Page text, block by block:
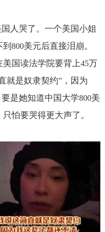
人哭了。一个美国小姐
800美元后直接泪崩。
国读法学院要背上45万
就是奴隶契约”，因为
是她知道中国大学800美
怕要哭得更大声了。